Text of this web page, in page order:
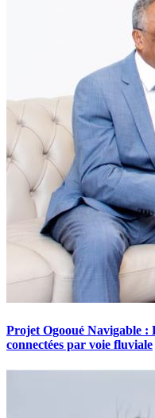
Projet Ogooué Navigable
connectées par voie fluviale